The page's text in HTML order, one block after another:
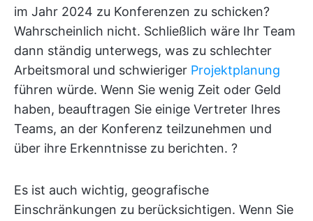
im Jahr 2024 zu Konferenzen zu schicken?
Wahrscheinlich nicht. Schließlich wäre Ihr Team
dann ständig unterwegs, was zu schlechter
Arbeitsmoral und schwieriger Projektplanung
führen würde. Wenn Sie wenig Zeit oder Geld
haben, beauftragen Sie einige Vertreter Ihres
Teams, an der Konferenz teilzunehmen und
über ihre Erkenntnisse zu berichten. ?️
Es ist auch wichtig, geografische
Einschränkungen zu berücksichtigen. Wenn Sie